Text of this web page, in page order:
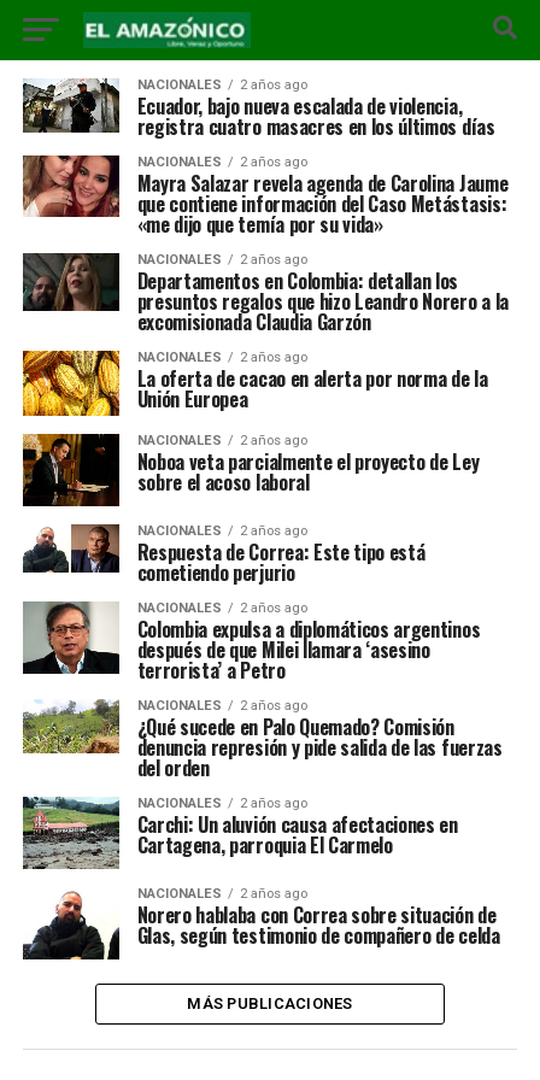
NACIONALES 2 años ago
Ecuador, bajo nueva escalada de violencia,
registra cuatro masacres en los últimos días
NACIONALES 2 años ago
Mayra Salazar revela agenda de Carolina Jaume
que contiene información del Caso Metástasis:
«me dijo que temía por su vida»
NACIONALES 2 años ago
Departamentos en Colombia: detallan los
presuntos regalos que hizo Leandro Norero a la
excomisionada Claudia Garzón
NACIONALES 2 años ago
La oferta de cacao en alerta por norma de la
Unión Europea
NACIONALES 2 años ago
Noboa veta parcialmente el proyecto de Ley
sobre el acoso laboral
NACIONALES 2 años ago
Respuesta de Correa: Este tipo está
cometiendo perjurio
NACIONALES 2 años ago
Colombia expulsa a diplomáticos argentinos
después de que Milei llamara ‘asesino
terrorista’ a Petro
NACIONALES 2 años ago
¿Qué sucede en Palo Quemado? Comisión
denuncia represión y pide salida de las fuerzas
del orden
NACIONALES 2 años ago
Carchi: Un aluvión causa afectaciones en
Cartagena, parroquia El Carmelo
NACIONALES 2 años ago
Norero hablaba con Correa sobre situación de
Glas, según testimonio de compañero de celda
MÁS PUBLICACIONES